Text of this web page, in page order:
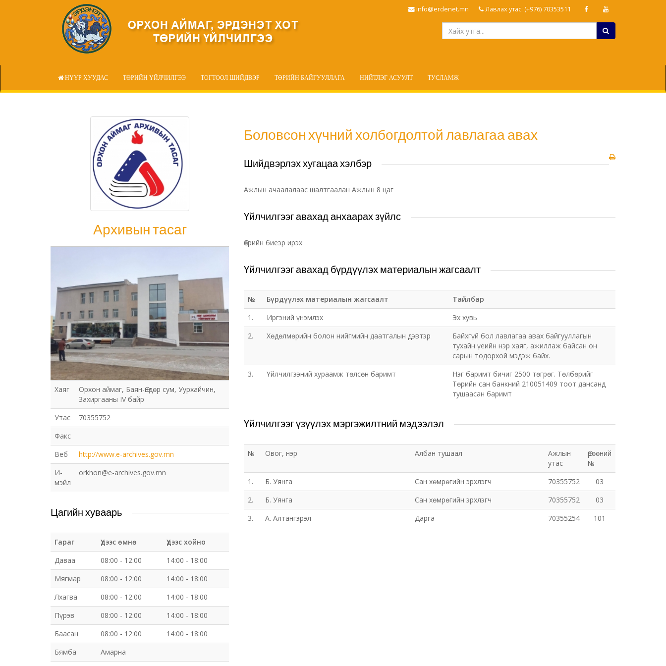
info@erdenet.mn Лавлах утас: (+976) 70353511
НҮҮР ХУУДАС ТӨРИЙН ҮЙЛЧИЛГЭЭ ТОГТООЛ ШИЙДВЭР ТӨРИЙН БАЙГУУЛЛАГА НИЙТЛЭГ АСУУЛТ ТУСЛАМЖ
Архивын тасаг
Хаяг
Орхон аймаг, Баян-Өндөр сум, Уурхайчин,
Захиргааны IV байр
Утас
70355752
Факс
Веб
http://www.e-archives.gov.mn
И-
мэйл
orkhon@e-archives.gov.mn
Цагийн хуваарь
Гараг Үдээс өмнө
Үдээс хойно
Даваа
08:00 - 12:00
14:00 - 18:00
Мягмар
08:00 - 12:00
14:00 - 18:00
Лхагва
08:00 - 12:00
14:00 - 18:00
Пүрэв
08:00 - 12:00
14:00 - 18:00
Баасан
08:00 - 12:00
14:00 - 18:00
Бямба
Амарна
Боловсон хүчний холбогдолтой лавлагаа авах
Шийдвэрлэх хугацаа хэлбэр
Ажлын ачаалалаас шалтгаалан Ажлын 8 цаг
Үйлчилгээг авахад анхаарах зүйлс
Өөрийн биеэр ирэх
Үйлчилгээг авахад бүрдүүлэх материалын жагсаалт
№ Бүрдүүлэх материалын жагсаалт
Тайлбар
1.
Иргэний үнэмлэх
Эх хувь
2.
Хөдөлмөрийн болон нийгмийн даатгалын дэвтэр
Байхгүй бол лавлагаа авах байгууллагын
тухайн үеийн нэр хаяг, ажиллаж байсан он
сарын тодорхой мэдэж байх.
3.
Үйлчилгээний хураамж төлсөн баримт
Нэг баримт бичиг 2500 төгрөг. Төлбөрийг
Төрийн сан банкний 210051409 тоот дансанд
тушаасан баримт
Үйлчилгээг үзүүлэх мэргэжилтний мэдээлэл
№ Овог, нэр Албан тушаал
Ажлын
утас
Өрөөний
№
1.
Б. Уянга Сан хөмрөгийн эрхлэгч 70355752
03
2.
Б. Уянга Сан хөмрөгийн эрхлэгч 70355752
03
3.
А. Алтангэрэл Дарга 70355254 101